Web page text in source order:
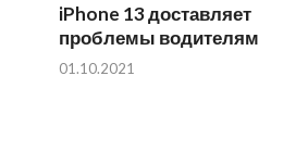
iPhone 13 доставляет
проблемы водителям
01.10.2021